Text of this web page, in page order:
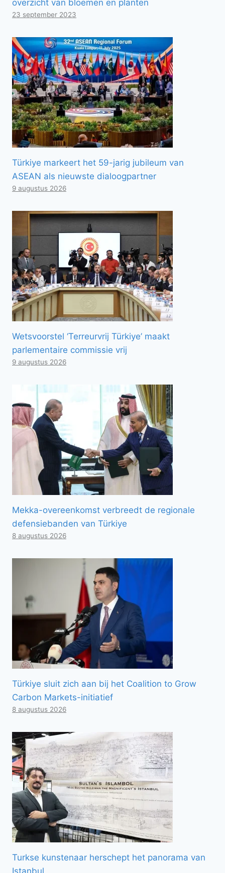
overzicht van bloemen en planten
23 september 2023
Türkiye markeert het 59-jarig jubileum van
ASEAN als nieuwste dialoogpartner
9 augustus 2026
Wetsvoorstel ‘Terreurvrij Türkiye’ maakt
parlementaire commissie vrij
9 augustus 2026
Mekka-overeenkomst verbreedt de regionale
defensiebanden van Türkiye
8 augustus 2026
Türkiye sluit zich aan bij het Coalition to Grow
Carbon Markets-initiatief
8 augustus 2026
Turkse kunstenaar herschept het panorama van
Istanbul